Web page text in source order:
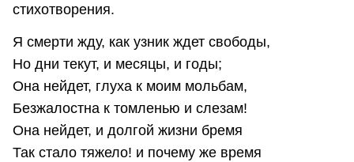
стихотворения.
Я смерти жду, как узник ждет свободы,
Но дни текут, и месяцы, и годы;
Она нейдет, глуха к моим мольбам,
Безжалостна к томленью и слезам!
Она нейдет, и долгой жизни бремя
Так стало тяжело! и почему же время